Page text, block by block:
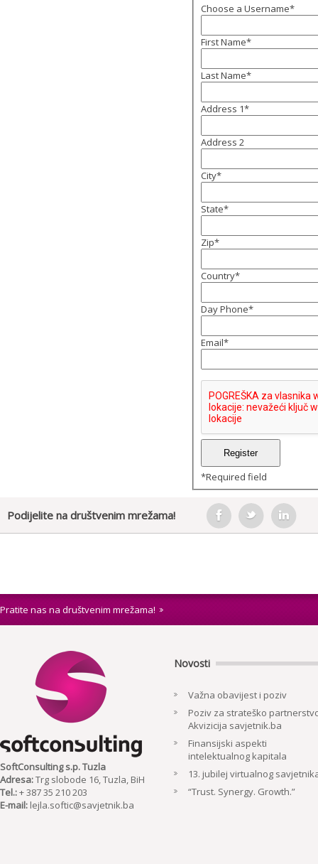
Choose a Username*
First Name*
Last Name*
Address 1*
Address 2
City*
State*
Zip*
Country*
Day Phone*
Email*
*Required field
Podijelite na društvenim mrežama!
Pratite nas na društvenim mrežama!
SoftConsulting s.p. Tuzla
Adresa:Trg slobode 16, Tuzla, BiH
Tel.:+ 387 35 210 203
E-mail: lejla.softic@savjetnik.ba
Novosti
Važna obavijest i poziv
Poziv za strateško
Akvizicija savjetnik.ba
Finansijski aspekti
intelektualnog kapitala
13. jubilej virtualnog
“Trust. Synergy. Growth.”